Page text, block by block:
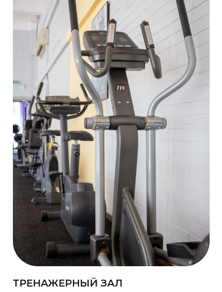
ТРЕНАЖЕРНЫЙ ЗАЛ